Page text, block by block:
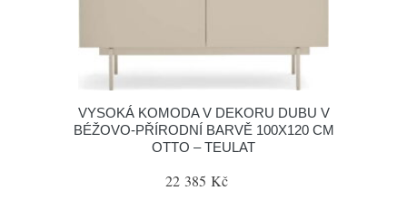
VYSOKÁ KOMODA V DEKORU DUBU V
BÉŽOVO-PŘÍRODNÍ BARVĚ 100X120 CM
OTTO – TEULAT
22 385 Kč